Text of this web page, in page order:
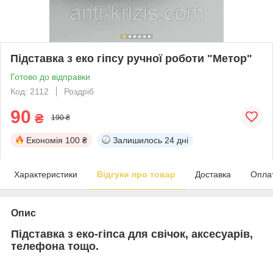
Підставка з еко гіпсу ручної роботи "Метор"
Готово до відправки
Код: 2112
Роздріб
90 ₴ 190 ₴
Економія 100 ₴ Залишилось 24 дні
Характеристики Відгуки про товар Доставка
Опис
Підставка з еко-гіпса для свічок, аксесуарів,
телефона тощо.